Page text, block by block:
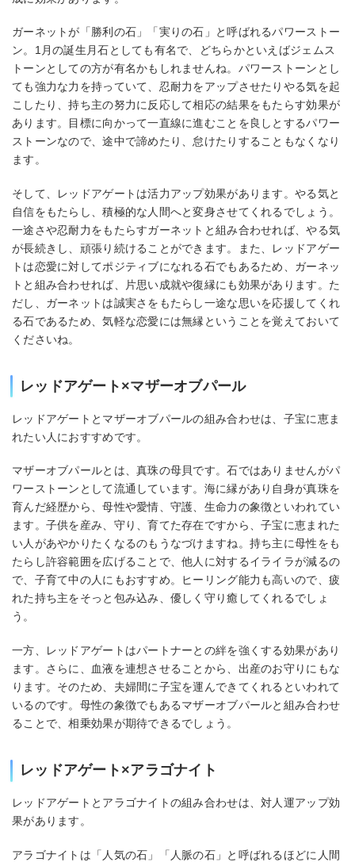
ガーネットが「勝利の石」「実りの石」と呼ばれるパワーストー
ン。1月の誕生月石としても有名で、どちらかといえばジェムス
トーンとしての方が有名かもしれませんね。パワーストーンとし
ても強力な力を持っていて、忍耐力をアップさせたりやる気を起
こしたり、持ち主の努力に反応して相応の結果をもたらす効果が
あります。目標に向かって一直線に進むことを良しとするパワー
ストーンなので、途中で諦めたり、怠けたりすることもなくなり
ます。
そして、レッドアゲートは活力アップ効果があります。やる気と
自信をもたらし、積極的な人間へと変身させてくれるでしょう。
一途さや忍耐力をもたらすガーネットと組み合わせれば、やる気
が長続きし、頑張り続けることができます。また、レッドアゲー
トは恋愛に対してポジティブになれる石でもあるため、ガーネッ
トと組み合わせれば、片思い成就や復縁にも効果があります。た
だし、ガーネットは誠実さをもたらし一途な思いを応援してくれ
る石であるため、気軽な恋愛には無縁ということを覚えておいて
くださいね。
レッドアゲート×マザーオブパール
レッドアゲートとマザーオブパールの組み合わせは、子宝に恵ま
れたい人におすすめです。
マザーオブパールとは、真珠の母貝です。石ではありませんがパ
ワーストーンとして流通しています。海に縁があり自身が真珠を
育んだ経歴から、母性や愛情、守護、生命力の象徴といわれてい
ます。子供を産み、守り、育てた存在ですから、子宝に恵まれた
い人があやかりたくなるのもうなづけますね。持ち主に母性をも
たらし許容範囲を広げることで、他人に対するイライラが減るの
で、子育て中の人にもおすすめ。ヒーリング能力も高いので、疲
れた持ち主をそっと包み込み、優しく守り癒してくれるでしょ
う。
一方、レッドアゲートはパートナーとの絆を強くする効果があり
ます。さらに、血液を連想させることから、出産のお守りにもな
ります。そのため、夫婦間に子宝を運んできてくれるといわれて
いるのです。母性の象徴でもあるマザーオブパールと組み合わせ
ることで、相乗効果が期待できるでしょう。
レッドアゲート×アラゴナイト
レッドアゲートとアラゴナイトの組み合わせは、対人運アップ効
果があります。
アラゴナイトは「人気の石」「人脈の石」と呼ばれるほどに人間